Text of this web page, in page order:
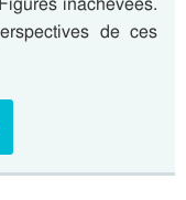
de ces